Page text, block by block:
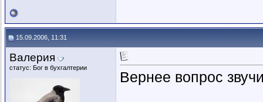
15.09.2006, 11:31
Валерия
статус: Бог в бухгалтерии
Вернее вопрос